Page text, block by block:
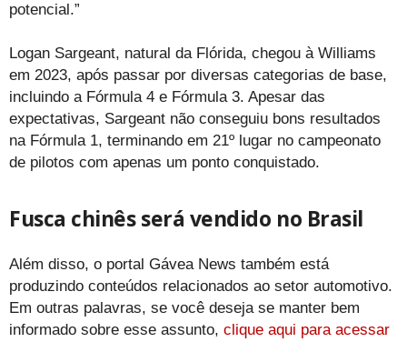
potencial.”
Logan Sargeant, natural da Flórida, chegou à Williams
em 2023, após passar por diversas categorias de base,
incluindo a Fórmula 4 e Fórmula 3. Apesar das
expectativas, Sargeant não conseguiu bons resultados
na Fórmula 1, terminando em 21º lugar no campeonato
de pilotos com apenas um ponto conquistado.
Fusca chinês será vendido no Brasil
Além disso, o portal Gávea News também está
produzindo conteúdos relacionados ao setor automotivo.
Em outras palavras, se você deseja se manter bem
informado sobre esse assunto, clique aqui para acessar